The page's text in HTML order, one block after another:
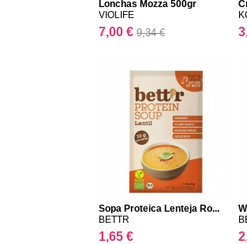
Lonchas Mozza 500gr
VIOLIFE
7,00 € 9,34 €
Sopa Proteica Lenteja Ro...
BETTR
1,65 €